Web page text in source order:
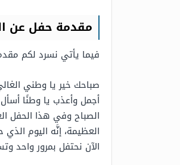
مقدمة حفل عن
فيما يأتي نسرد لكم مقدمة
صباحك خير يا وطني
أجمل وأعذب يا وطنًا
العظيمة، إنَّه اليوم
الآن نحتفل بمرور واحد